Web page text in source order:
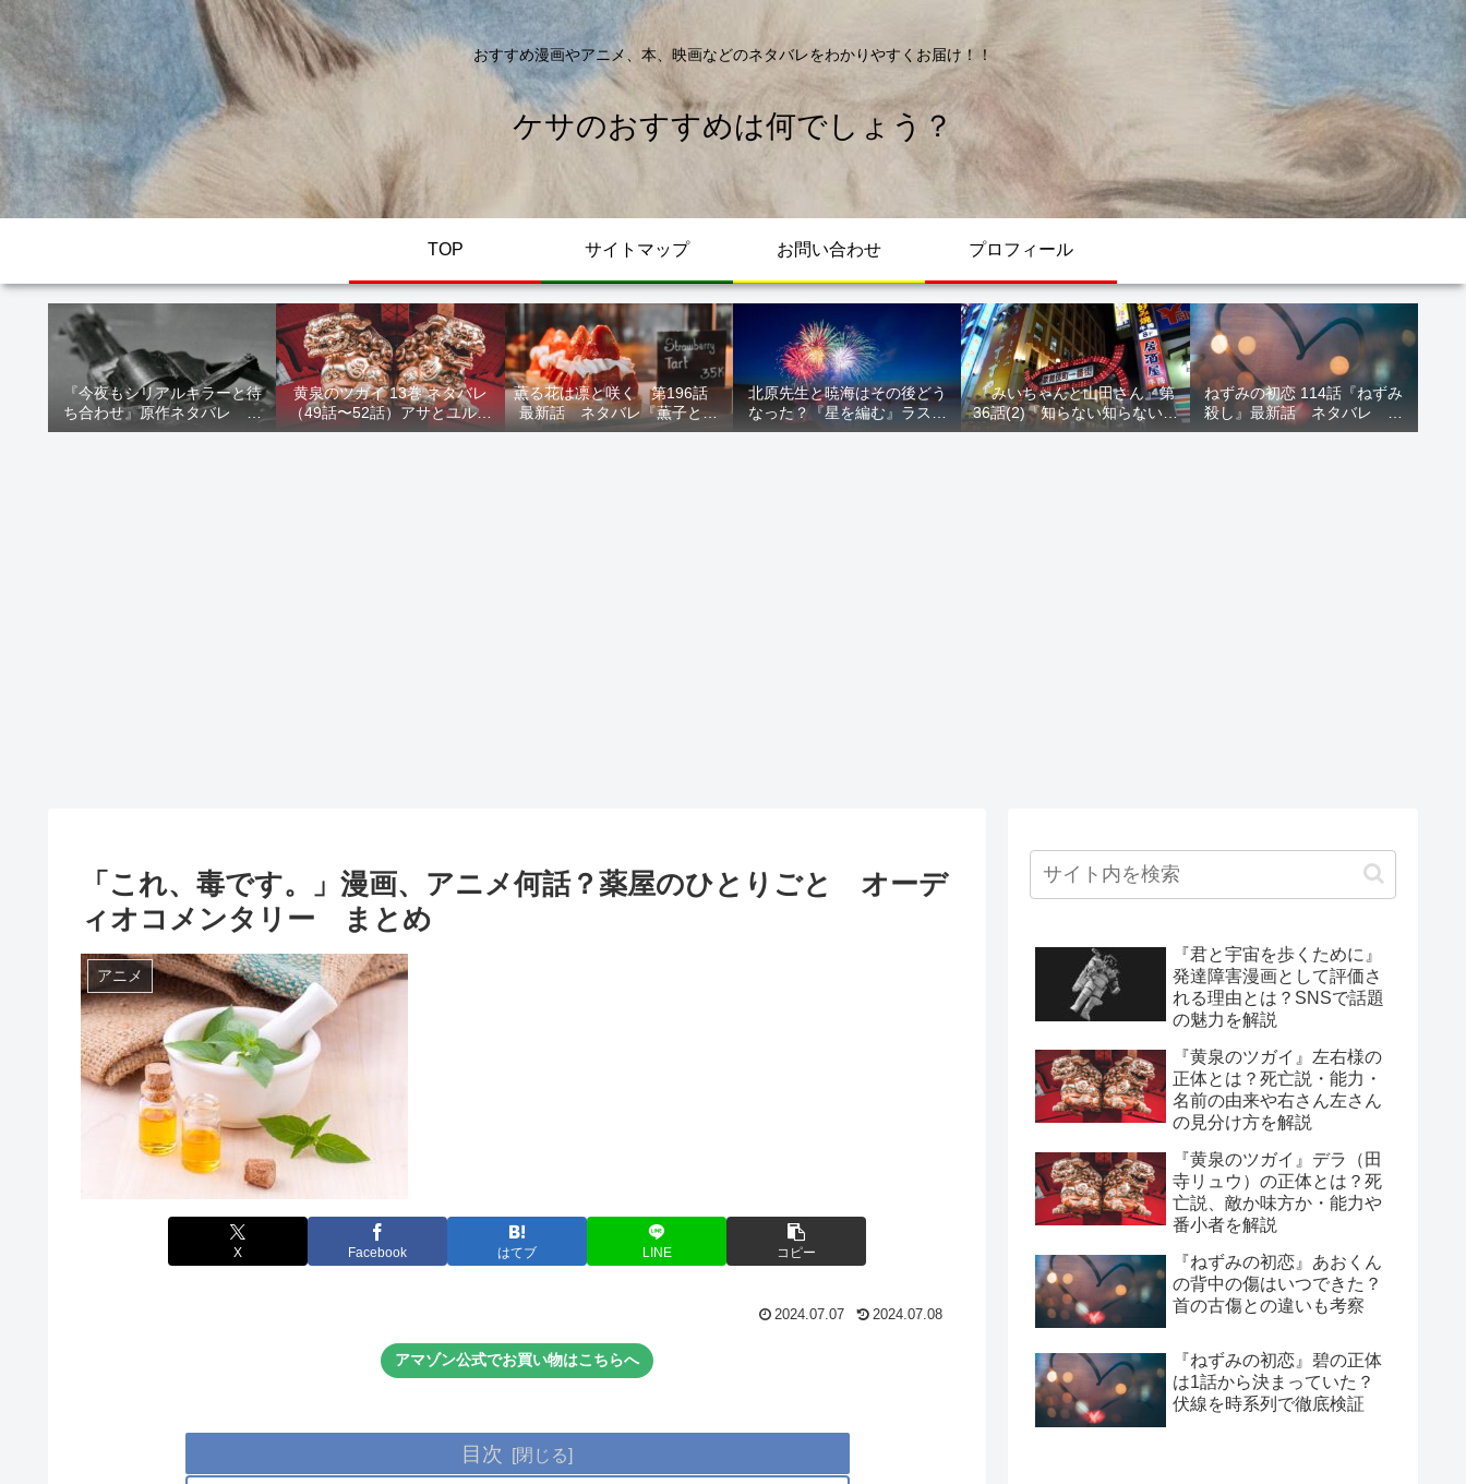
おすすめ漫画やアニメ、本、映画などのネタバレをわかりやすくお届け！！
ケサのおすすめは何でしょう？
TOP サイトマップ お問い合わせ プロフィール
『今夜もシリアルキラーと待
ち合わせ』原作ネタバレ 断
髪オブジェ殺人事件 犯人の
黄泉のツガイ 13巻 ネタバレ
（49話〜52話）アサとユルが
家出！西ノ村の真実とヒカル
薫る花は凛と咲く 第196話
最新話 ネタバレ『薫子とま
どか』
北原先生と暁海はその後どう
なった？『星を編む』ラスト
をネタバレ解説
『みいちゃんと山田さん』第
36話(2)『知らない知らない知
らない』最新話 ネタバレ 犯
ねずみの初恋 114話『ねずみ
殺し』最新話 ネタバレ 水
鳥死亡 鯆を殺すか
「これ、毒です。」漫画、アニメ何話？薬屋のひとりごと オーデ
ィオコメンタリー まとめ
アニメ
X Facebook はてブ LINE コピー
2024.07.07 2024.07.08
アマゾン公式でお買い物はこちらへ
目次
『君と宇宙を歩くために』
発達障害漫画として評価さ
れる理由とは？SNSで話題
の魅力を解説
『黄泉のツガイ』左右様の
正体とは？死亡説・能力・
名前の由来や右さん左さん
の見分け方を解説
『黄泉のツガイ』デラ（田
寺リュウ）の正体とは？死
亡説、敵か味方か・能力や
番小者を解説
『ねずみの初恋』あおくん
の背中の傷はいつできた？
首の古傷との違いも考察
『ねずみの初恋』碧の正体
は1話から決まっていた？
伏線を時系列で徹底検証